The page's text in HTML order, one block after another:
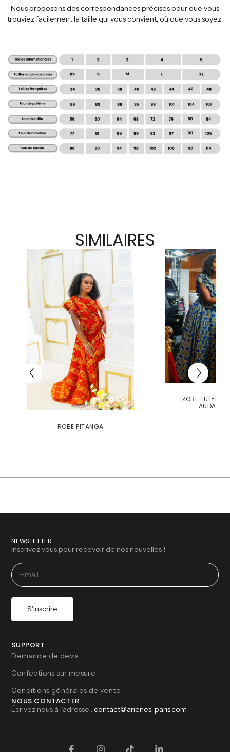
Nous proposons des correspondances précises pour que vous
trouviez facilement la taille qui vous convient, où que vous soyez.
SIMILAIRES
ROBE PITANGA
ROBE TULYPE
NEWSLETTER
Inscrivez vous pour recevoir de nos nouvelles !
S'inscrire
SUPPORT
Demande de devis
Confections sur mesure
Conditions générales de vente
NOUS CONTACTER
Écrivez nous à l’adresse :contact@arienes-paris.com